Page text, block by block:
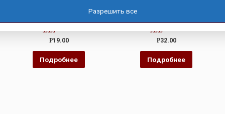
ШЕСТИГРАННЫЕ ГАЙКИ RKA-
УГЛЕРОДИСТАЯ СТАЛЬ
Оценка
из
Р19.00
Подробнее
КОЛЬЦЕВЫЕ ГАЙКИ RCLS-
НЕРЖАВЕЮЩАЯ СТАЛЬ
Оценка
из
Р32.00
Подробнее
Разрешить все